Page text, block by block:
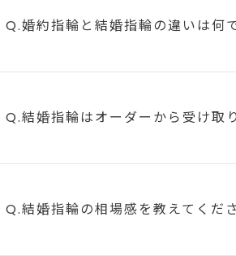
Q.婚約指輪と結婚指輪の違いは何
Q.結婚指輪はオーダーから受け取
Q.結婚指輪の相場感を教えてくださ